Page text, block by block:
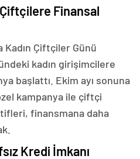
Finansal
Kadın Çiftçiler Günü
kadın girişimcilere
başlattı. Ekim ayı sonuna
kampanya ile çiftçi
finansmana daha
Kredi İmkanı